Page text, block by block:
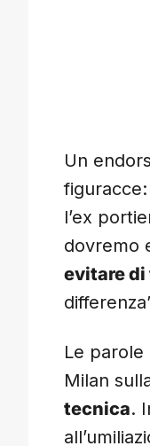
Un
l’ex
dovremo
evitare di
Le parole
Milan
tecnica.